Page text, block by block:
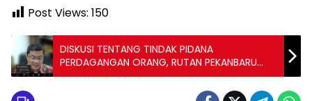
Post Views: 150
DISKUSI TENTANG TINDAK PIDANA
PERDAGANGAN ORANG, RUTAN PEKANBARU
IKUTI SECARA VIRTUAL